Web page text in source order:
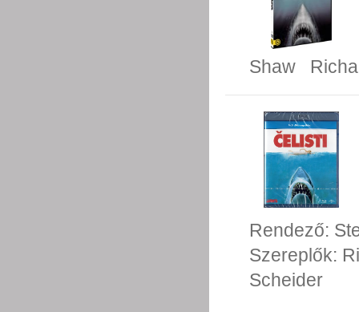
Shaw
Rendező:
Szereplők:
Scheider